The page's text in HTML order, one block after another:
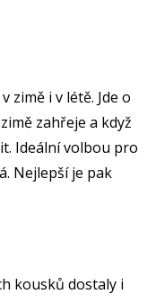
zimě i v létě. Jde o
zahřeje a když
Ideální volbou pro
Nejlepší je pak
kousků dostaly i